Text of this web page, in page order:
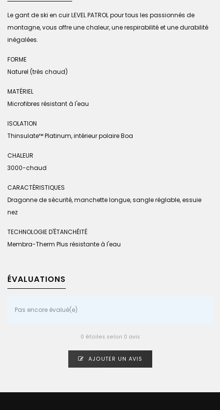
Le gant de ski en cuir LEVEL PATROL pour tous les passionnés de
montagne, vous offre une chaleur, une respirabilité et une durabilité
inégalées.
FORME
Naturel (très chaud)
MATÉRIEL
Microfibres résistant à l'eau
ISOLATION
Thinsulate™ Platinum, intérieur polaire Boa
CHALEUR
3000-chaud
CARACTÉRISTIQUES
Dragonne de sécurité, manchette longue, sangle réglable, essuie
nez
TECHNOLOGIE D'ÉTANCHÉITÉ
Membra-Therm Plus résistante à l'eau
ÉVALUATIONS
Pas encore évalué(e)
0 étoiles selon 0 avis
AJOUTER UN AVIS